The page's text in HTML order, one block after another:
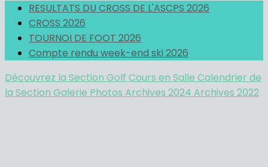
RESULTATS DU CROSS DE L'ASCPS 2026
CROSS 2026
TOURNOI DE FOOT 2026
Compte rendu week-end ski 2026
Découvrez la Section Golf Cours en Salle Calendrier de
la Section Galerie Photos Archives 2024 Archives 2022